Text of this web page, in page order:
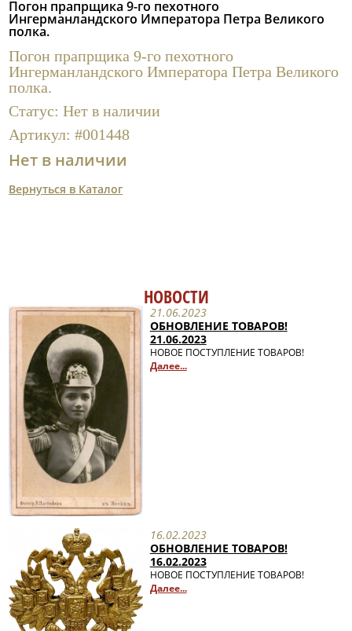
Полезные ссылки
Погон прапрщика 9-го пехотного
Ингерманландского Императора Петра Великого
полка.
Погон прапрщика 9-го пехотного
Ингерманландского Императора Петра Великого
полка.
Статус:Нет в наличии
Артикул:#001448
Нет в наличии
Вернуться в Каталог
НОВОСТИ
21.06.2023
ОБНОВЛЕНИЕ ТОВАРОВ!
21.06.2023
НОВОЕ ПОСТУПЛЕНИЕ ТОВАРОВ!
Далее...
16.02.2023
ОБНОВЛЕНИЕ ТОВАРОВ!
16.02.2023
НОВОЕ ПОСТУПЛЕНИЕ ТОВАРОВ!
Далее...